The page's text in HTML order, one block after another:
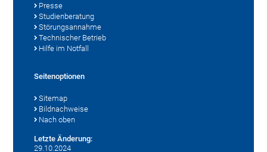
Presse
Studienberatung
Störungsannahme
Technischer Betrieb
Hilfe im Notfall
Seitenoptionen
Sitemap
Bildnachweise
Nach oben
Letzte Änderung:
29.10.2024